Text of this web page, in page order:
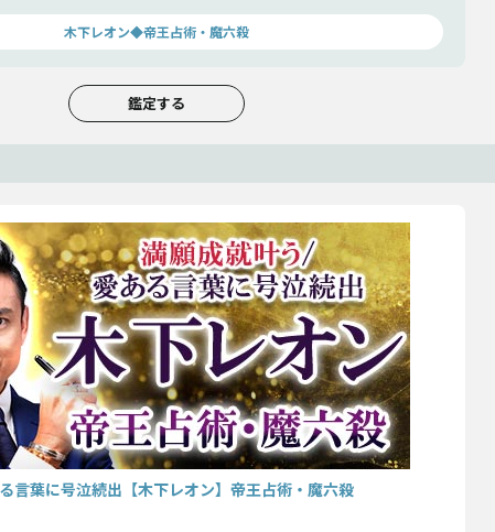
木下レオン◆帝王占術・魔六殺
鑑定する
言葉に号泣続出【木下レオン】帝王占術・魔六殺